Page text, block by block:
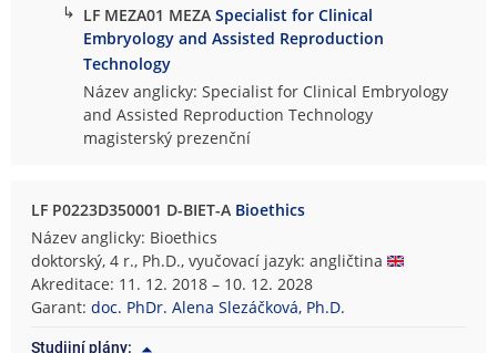
↳ LF MEZA01 MEZASpecialist for Clinical
Embryology and Assisted Reproduction
Technology
Název anglicky: Specialist for Clinical Embryology
and Assisted Reproduction Technology
magisterský prezenční
LF P0223D350001 D-BIET-A Bioethics
Název anglicky: Bioethics
doktorský, 4 r., Ph.D., vyučovací jazyk: angličtina
Akreditace: 11. 12. 2018 – 10. 12. 2028
Garant:doc. PhDr. Alena Slezáčková, Ph.D.
Studijní plány: